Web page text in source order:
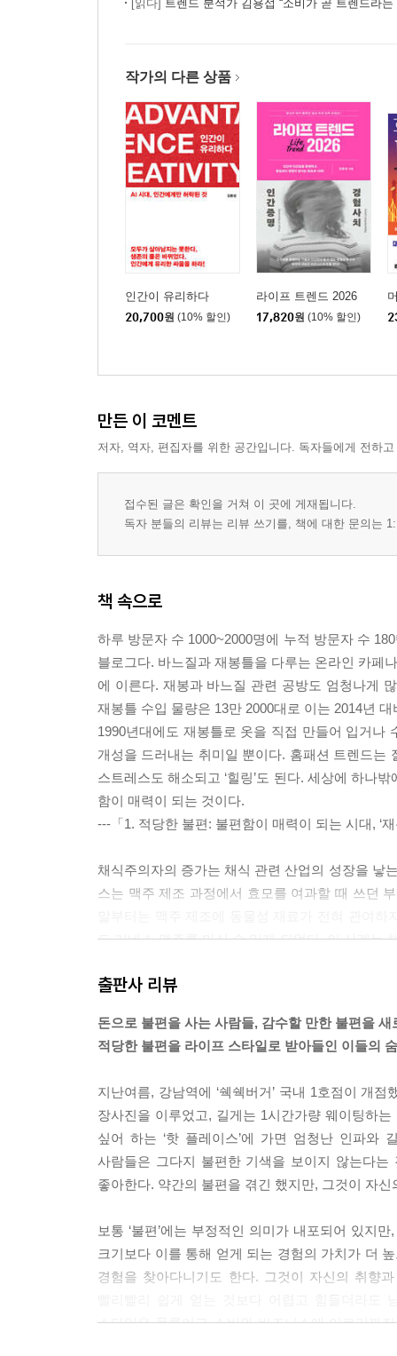
산다 | 할로윈 코스프레와 한복의 공통점은? | 도
레몬 소비량이 늘어난다? | 디톡스 워터의 유행
커피가 트렌드가 될까? | 기호를 넘어 미식이 되
8. 저녁이 있는 삶, 후거에 눈뜬 한국인
후거, 피카 그리고 라곰 | 위기가 가져다준 선물 |
자는 사람들 | 낮잠이 비즈니스에 미치는 영향 | 정
자발적 가난은 가능할까? | 가난은 실패가 아니
왜 고양이를 주목해야 하는가 | 뜨는 고양이, 지는
길고양이 탓 | 한국인 천만 명이 동물과 함께 산다 |
사람들 | 한국 경제의 무거운 짐, 캥거루 기업 | 흥
Part 3 _ BUSINESS & CONSUMPTION
12. 라이프 셰어: 욕망의 진화와 업(業)의 변화
14. 다음 핫 플레이스는 어디가 될까
과거에 통했던 모든 기준들과 결별하라 | 새로운
바꾼다 | 2017년, 심각한 구조조정이 몰려온다 | 더
참고자료
[읽다] 트렌드 분석가 김용섭 “소비가 곧 트렌드라는
작가의 다른 상품
인간이 유리하다
20,700원 (10% 할인)
라이프 트렌드 2026
17,820원 (10% 할인)
만든 이 코멘트
저자, 역자, 편집자를 위한 공간입니다. 독자들에게 전하
접수된 글은 확인을 거쳐 이 곳에 게재됩니다.
독자 분들의 리뷰는 리뷰 쓰기를, 책에 대한 문의는
책 속으로
하루 방문자 수 1000~2000명에 누적 방문자 수
블로그다. 바느질과 재봉틀을 다루는 온라인 카페
에 이른다. 재봉과 바느질 관련 공방도 엄청나게
재봉틀 수입 물량은 13만 2000대로 이는 2014년
1990년대에도 재봉틀로 옷을 직접 만들어 입거나
개성을 드러내는 취미일 뿐이다. 홈패션 트렌드는
스트레스도 해소되고 ‘힐링’도 된다. 세상에 하나
함이 매력이 되는 것이다.
---「1. 적당한 불편: 불편함이 매력이 되는 시대, ‘
채식주의자의 증가는 채식 관련 산업의 성장을 낳
스는 맥주 제조 과정에서 효모를 여과할 때 쓰던
도 기네스 맥주를 마실 수 있게 되었다. 이 사례는
---「2. 당신도 세미-베지테리언인가, ‘채식주의자
2016년 7월 카카오 헤어샵 서비스가 시작되었는
퍼센트였던 것이다. 미용실의 평균 노쇼가 15퍼센
람에 예상보다 더 많은 돈을 지불해야 했던 불편
를 한 뒤 예약을 지킬 수 없는 상황이 되면 결제 취
있다면 노쇼가 줄어들 수밖에 없다는 점이다. 호
예약 상황에서도 선결제를 하거나 예약금을 걸어
이다.
무성애자의 70퍼센트는 여성으로 알려져 있다. 이
다. 그렇다고 무성애자가 연애를 원하지 않는 건
출판사 리뷰
돈으로 불편을 사는 사람들, 감수할 만한 불편을
적당한 불편을 라이프 스타일로 받아들인 이들의
지난여름, 강남역에 ‘쉑쉑버거’ 국내 1호점이 개
장사진을 이루었고, 길게는 1시간가량 웨이팅하
싶어 하는 ‘핫 플레이스’에 가면 엄청난 인파
사람들은 그다지 불편한 기색을 보이지 않는다는
좋아한다. 약간의 불편을 겪긴 했지만, 그것이 자
보통 ‘불편’에는 부정적인 의미가 내포되어 있지
크기보다 이를 통해 얻게 되는 경험의 가치가 더
경험을 찾아다니기도 한다. 그것이 자신의 취향
스타일은 물론이고 소비와 비즈니스에 이르기까